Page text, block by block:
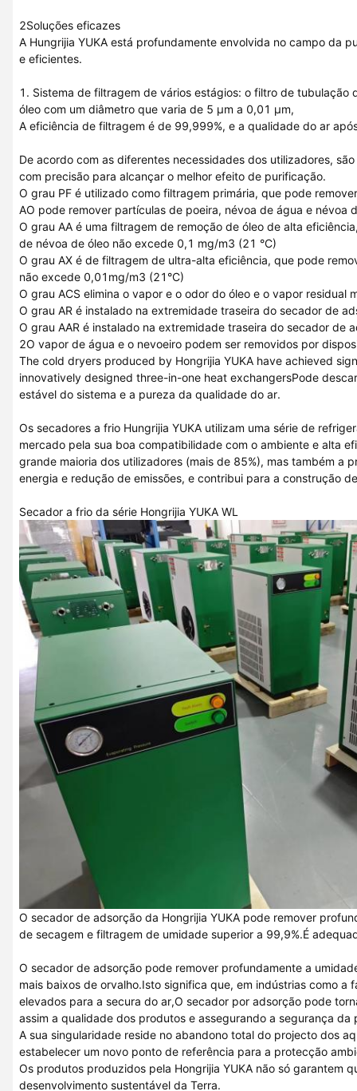
2Soluções eficazes
A Hungrijia YUKA está profundamente envolvida no campo da
e eficientes.
1. Sistema de filtragem de vários estágios: o filtro de
óleo com um diâmetro que varia de 5 μm a 0,01 μm,
A eficiência de filtragem é de 99,999%, e a qualidade do ar
De acordo com as diferentes necessidades dos utilizadores,
com precisão para alcançar o melhor efeito de purificação.
O grau PF é utilizado como filtragem primária, que pode
AO pode remover partículas de poeira, névoa de água e
O grau AA é uma filtragem de remoção de óleo de alta
de névoa de óleo não excede 0,1 mg/m3 (21 °C)
O grau AX é de filtragem de ultra-alta eficiência, que pode
não excede 0,01mg/m3 (21°C)
O grau ACS elimina o vapor e o odor do óleo e o vapor
O grau AR é instalado na extremidade traseira do secador de
O grau AAR é instalado na extremidade traseira do secador
2O vapor de água e o nevoeiro podem ser removidos por
The cold dryers produced by Hongrijia YUKA have achieved
innovatively designed three-in-one heat exchangersPode
estável do sistema e a pureza da qualidade do ar.
Os secadores a frio Hungrijia YUKA utilizam uma série de
mercado pela sua boa compatibilidade com o ambiente e alta
grande maioria dos utilizadores (mais de 85%), mas também a
energia e redução de emissões, e contribui para a construção
Secador a frio da série Hongrijia YUKA WL
O secador de adsorção da Hongrijia YUKA pode remover
de secagem e filtragem de umidade superior a 99,9%.É
O secador de adsorção pode remover profundamente a
mais baixos de orvalho.Isto significa que, em indústrias como
elevados para a secura do ar,O secador por adsorção pode
assim a qualidade dos produtos e assegurando a segurança da
A sua singularidade reside no abandono total do projecto dos
estabelecer um novo ponto de referência para a protecção
Os produtos produzidos pela Hongrijia YUKA não só garantem
desenvolvimento sustentável da Terra.